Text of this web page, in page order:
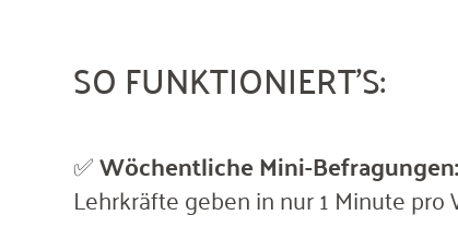
SO FUNKTIONIERT’S:
✅Wöchentliche Mini-Befragungen:
Lehrkräfte geben in nur 1 Minute